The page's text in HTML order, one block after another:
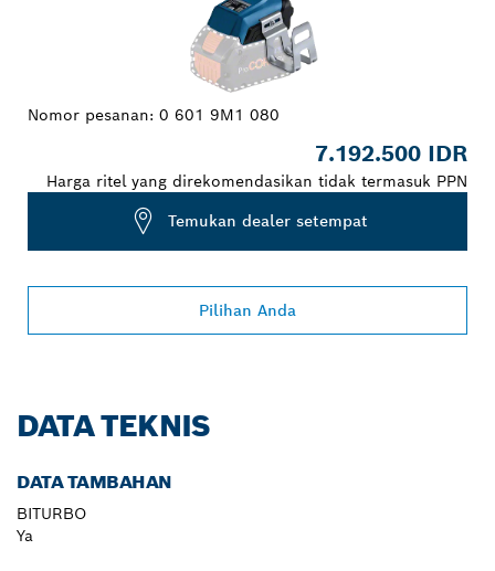
Nomor pesanan: 0 601 9M1 080
7.192.500 IDR
Harga ritel yang direkomendasikan tidak termasuk PPN
Temukan dealer setempat
Pilihan Anda
DATA TEKNIS
DATA TAMBAHAN
BITURBO
Ya